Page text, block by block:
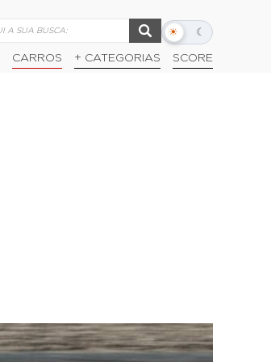
☀ ☾
Alternar
escuro
CARROS + CATEGORIAS SCORE